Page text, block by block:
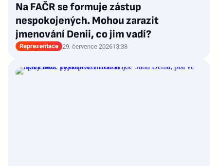
Na FAČR se formuje zástup
nespokojených. Mohou zarazit
jmenování Denii, co jim vadí?
Reprezentace 29. července 202613:38